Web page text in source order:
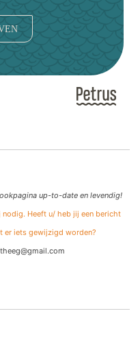
up-to-date en levendig!
nodig. Heeft u/ heb jij een bericht
er iets gewijzigd worden?